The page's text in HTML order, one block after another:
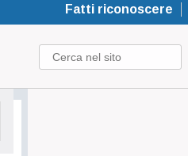
Fatti riconoscere